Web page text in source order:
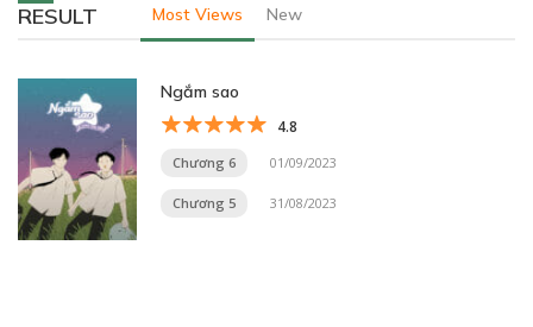
RESULT
Most Views New
Ngắm sao
4.8
Chương 6 01/09/2023
Chương 5 31/08/2023